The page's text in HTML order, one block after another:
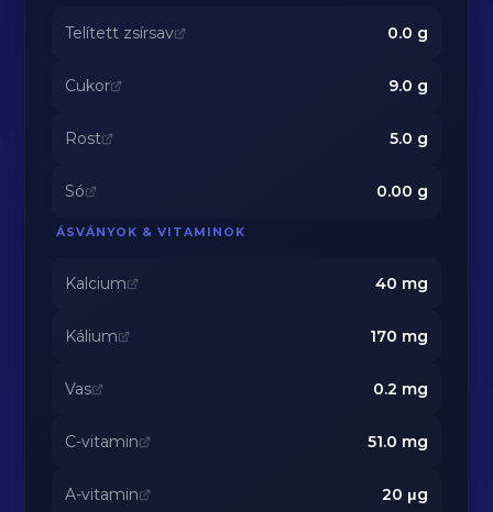
Telített zsírsav 0.0 g
Cukor 9.0 g
Rost 5.0 g
Só 0.00 g
ÁSVÁNYOK & VITAMINOK
Kalcium 40 mg
Kálium 170 mg
Vas 0.2 mg
C-vitamin 51.0 mg
A-vitamin 20 μg